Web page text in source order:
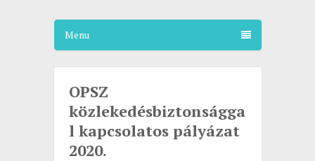
Menu
OPSZ
közlekedésbiztonságga
l kapcsolatos pályázat
2020.